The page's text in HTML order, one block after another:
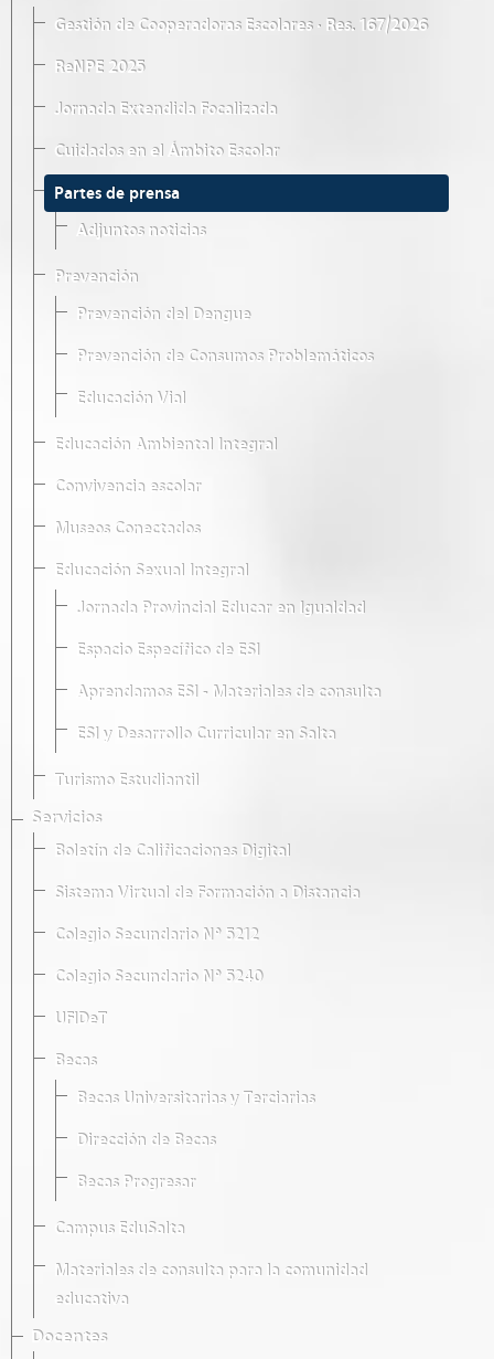
Gestión de Cooperadoras Escolares · Res. 167/2026
ReNPE 2025
Jornada Extendida Focalizada
Cuidados en el Ámbito Escolar
Partes de prensa
Adjuntos noticias
Prevención
Prevención del Dengue
Prevención de Consumos Problemáticos
Educación Vial
Educación Ambiental Integral
Convivencia escolar
Museos Conectados
Educación Sexual Integral
Jornada Provincial Educar en Igualdad
Espacio Específico de ESI
Aprendamos ESI - Materiales de consulta
ESI y Desarrollo Curricular en Salta
Turismo Estudiantil
Servicios
Boletín de Calificaciones Digital
Sistema Virtual de Formación a Distancia
Colegio Secundario Nº 5212
Colegio Secundario Nº 5240
UFIDeT
Becas
Becas Universitarias y Terciarias
Dirección de Becas
Becas Progresar
Campus EduSalta
Materiales de consulta para la comunidad
educativa
Docentes